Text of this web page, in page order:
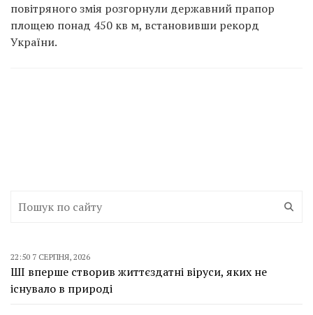
повітряного змія розгорнули державний прапор
площею понад 450 кв м, встановивши рекорд
України.
22:50 7 СЕРПНЯ, 2026
ШІ вперше створив життєздатні віруси, яких не
існувало в природі